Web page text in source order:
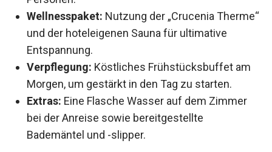
Wellnesspaket: Nutzung der „Crucenia
Therme“ und der hoteleigenen Sauna für
ultimative Entspannung.
Verpflegung: Köstliches Frühstücksbuffet am
Morgen, um gestärkt in den Tag zu starten.
Extras:
Eine Flasche Wasser auf dem Zimmer
bei der Anreise sowie bereitgestellte
Bademäntel und -slipper.